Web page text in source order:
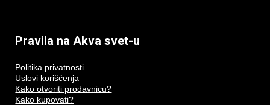
Pravila na Akva svet-u
Politika privatnosti
Uslovi korišćenja
Kako otvoriti prodavnicu?
Kako kupovati?